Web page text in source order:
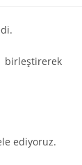
birleştirerek
ediyoruz.